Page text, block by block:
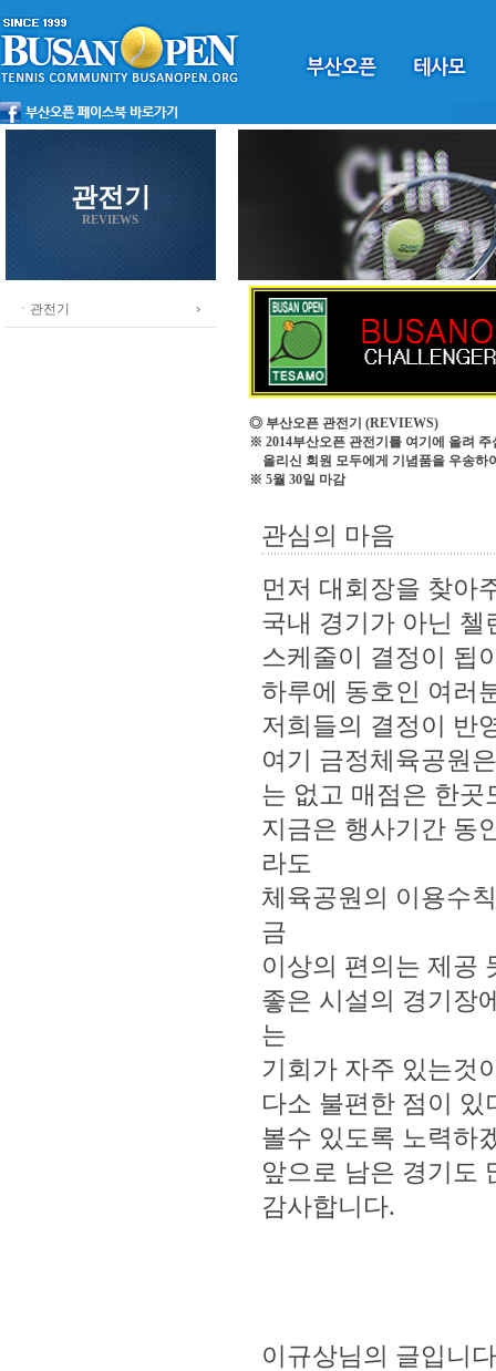
관전기
REVIEWS
ㆍ관전기
◎ 부산오픈 관전기 (REVIEWS)
※ 2014부산오픈 관전기를 여기에 올려 주
올리신 회원 모두에게 기념품을 우송하
※ 5월 30일 마감
관심의 마음
먼저 대회장을 찾아
국내 경기가 아닌
스케줄이 결정이 됩
하루에 동호인 여러
저희들의 결정이 반
여기 금정체육공원
는 없고 매점은 한곳
지금은 행사기간 동
라도
체육공원의 이용수
금
이상의 편의는 제공
좋은 시설의 경기장
는
기회가 자주 있는것
다소 불편한 점이
볼수 있도록 노력하
앞으로 남은 경기도
감사합니다.
이규상님의 글입니